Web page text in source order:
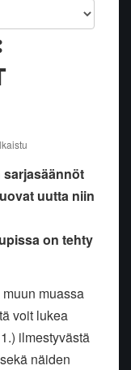
sarjasäännöt
uutta niin
on tehty
muassa
voit lukea
ilmestyvästä
näiden